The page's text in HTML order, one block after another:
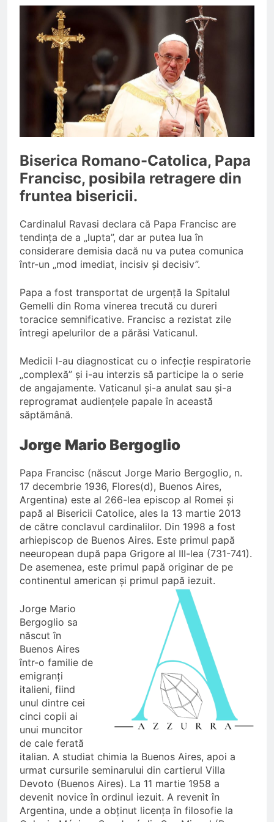
milioane de euro;
Ajutoare pentru pensionari in
2026;
O Lună Ago
Pensionarii români care
continuă să muncească;
O Lună Ago
Pensii diminuate cu 85% pentru
aceste categorii de pensionari
Romania din nou la
EUROVISION
9 Luni Ago
Biserica Romano-Catolica, Papa
Francisc, posibila retragere din
fruntea bisericii.
Cardinalul Ravasi declara că Papa Francisc are
tendința de a „lupta”, dar ar putea lua în
considerare demisia dacă nu va putea comunica
într-un „mod imediat, incisiv și decisiv”.
Papa a fost transportat de urgență la Spitalul
Gemelli din Roma vinerea trecută cu dureri
toracice semnificative. Francisc a rezistat zile
întregi apelurilor de a părăsi Vaticanul.
Medicii l-au diagnosticat cu o infecție respiratorie
„complexă” și i-au interzis să participe la o serie
de angajamente. Vaticanul și-a anulat sau și-a
reprogramat audiențele papale în această
săptămână.
Jorge Mario Bergoglio
Papa Francisc (născut Jorge Mario Bergoglio, n.
17 decembrie 1936, Flores⁠(d), Buenos Aires,
Argentina) este al 266-lea episcop al Romei și
papă al Bisericii Catolice, ales la 13 martie 2013
de către conclavul cardinalilor. Din 1998 a fost
arhiepiscop de Buenos Aires. Este primul papă
neeuropean după papa Grigore al III-lea (731-741).
De asemenea, este primul papă originar de pe
continentul american și primul papă iezuit.
Jorge Mario
Bergoglio sa
născut în
Buenos Aires
într-o familie de
emigranți
italieni, fiind
unul dintre cei
cinci copii ai
unui muncitor
de cale ferată
italian. A studiat chimia la Buenos Aires, apoi a
urmat cursurile seminarului din cartierul Villa
Devoto (Buenos Aires). La 11 martie 1958 a
devenit novice în ordinul iezuit. A revenit în
Argentina, unde a obținut licența în filosofie la